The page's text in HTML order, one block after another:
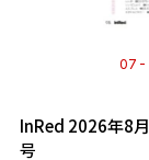
07
InRed 2026年8
号